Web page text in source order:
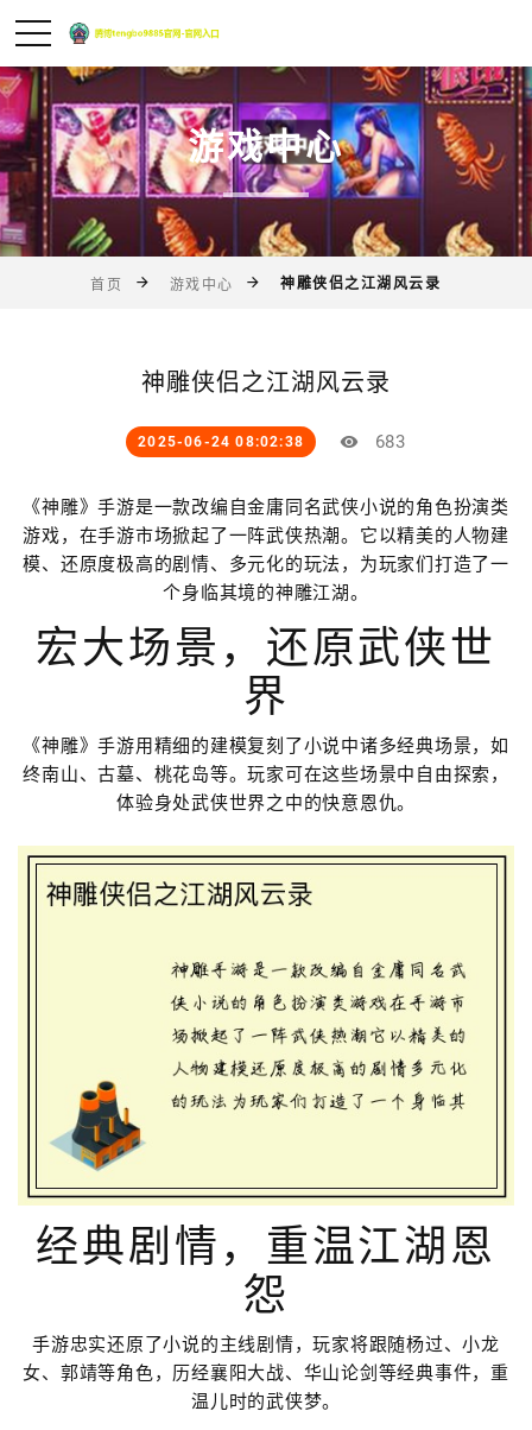
游戏中心
首页 游戏中心 神雕侠侣之江湖风云录
神雕侠侣之江湖风云录
2025-06-24 08:02:38 683
《神雕》手游是一款改编自金庸同名武侠小说的角色扮演类
游戏，在手游市场掀起了一阵武侠热潮。它以精美的人物建
模、还原度极高的剧情、多元化的玩法，为玩家们打造了一
个身临其境的神雕江湖。
宏大场景，还原武侠世
界
《神雕》手游用精细的建模复刻了小说中诸多经典场景，如
终南山、古墓、桃花岛等。玩家可在这些场景中自由探索，
体验身处武侠世界之中的快意恩仇。
经典剧情，重温江湖恩
怨
手游忠实还原了小说的主线剧情，玩家将跟随杨过、小龙
女、郭靖等角色，历经襄阳大战、华山论剑等经典事件，重
温儿时的武侠梦。